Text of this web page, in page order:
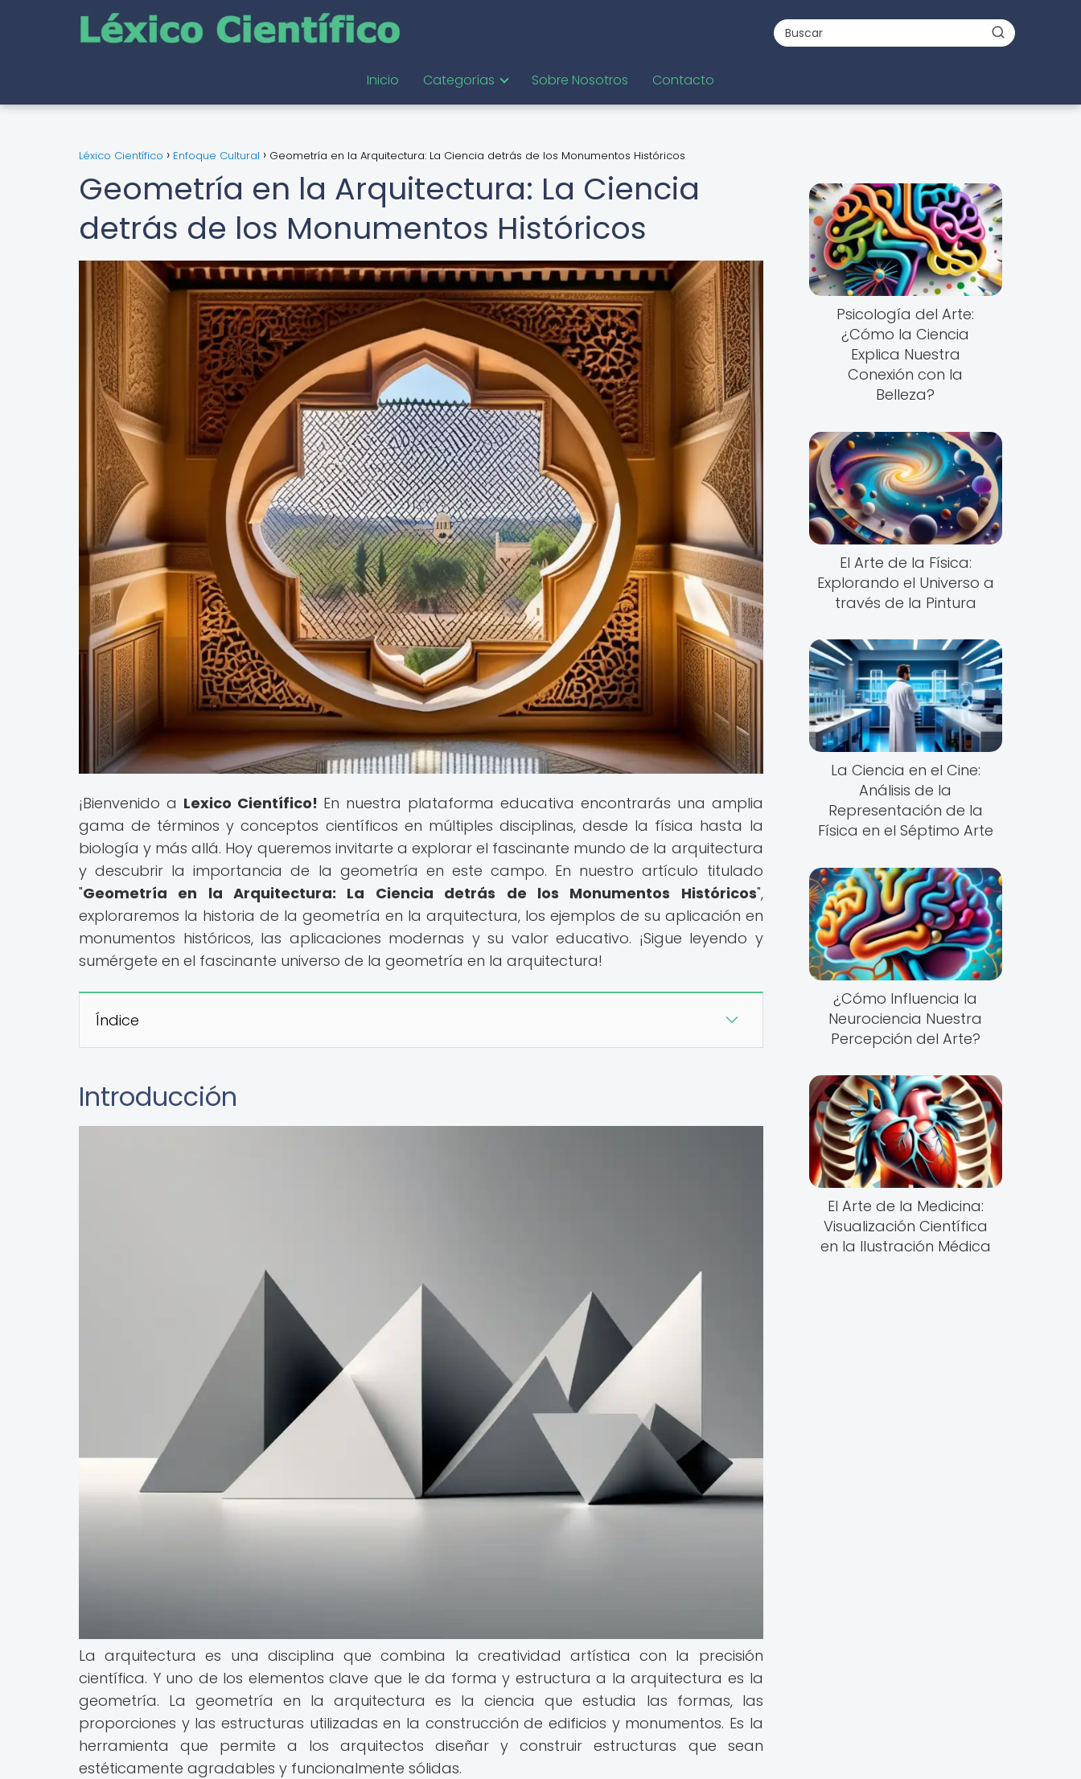
Inicio Categorías Sobre Nosotros Contacto
Léxico Científico Enfoque Cultural Geometría en la Arquitectura: La Ciencia detrás de los Monumentos Históricos
Geometría en la Arquitectura: La Ciencia
detrás de los Monumentos Históricos
¡Bienvenido a Lexico Científico! En nuestra plataforma educativa encontrarás una amplia
gama de términos y conceptos científicos en múltiples disciplinas, desde la física hasta la
biología y más allá. Hoy queremos invitarte a explorar el fascinante mundo de la arquitectura
y descubrir la importancia de la geometría en este campo. En nuestro artículo titulado
"Geometría en la Arquitectura: La Ciencia detrás de los Monumentos Históricos",
exploraremos la historia de la geometría en la arquitectura, los ejemplos de su aplicación en
monumentos históricos, las aplicaciones modernas y su valor educativo. ¡Sigue leyendo y
sumérgete en el fascinante universo de la geometría en la arquitectura!
Índice
Introducción
La arquitectura es una disciplina que combina la creatividad artística con la precisión
científica. Y uno de los elementos clave que le da forma y estructura a la arquitectura es la
geometría. La geometría en la arquitectura es la ciencia que estudia las formas, las
proporciones y las estructuras utilizadas en la construcción de edificios y monumentos. Es la
herramienta que permite a los arquitectos diseñar y construir estructuras que sean
estéticamente agradables y funcionalmente sólidas.
Psicología del Arte:
¿Cómo la Ciencia
Explica Nuestra
Conexión con la
Belleza?
El Arte de la Física:
Explorando el Universo a
través de la Pintura
La Ciencia en el Cine:
Análisis de la
Representación de la
Física en el Séptimo Arte
¿Cómo Influencia la
Neurociencia Nuestra
Percepción del Arte?
El Arte de la Medicina:
Visualización Científica
en la Ilustración Médica